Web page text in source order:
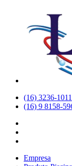
(16) 3236-1011
(16) 9 8158-
Empresa